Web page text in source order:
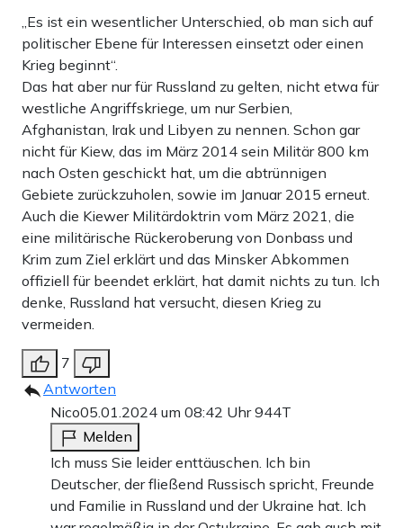
„Es ist ein wesentlicher Unterschied, ob man sich auf
politischer Ebene für Interessen einsetzt oder einen
Krieg beginnt“.
Das hat aber nur für Russland zu gelten, nicht etwa für
westliche Angriffskriege, um nur Serbien,
Afghanistan, Irak und Libyen zu nennen. Schon gar
nicht für Kiew, das im März 2014 sein Militär 800 km
nach Osten geschickt hat, um die abtrünnigen
Gebiete zurückzuholen, sowie im Januar 2015 erneut.
Auch die Kiewer Militärdoktrin vom März 2021, die
eine militärische Rückeroberung von Donbass und
Krim zum Ziel erklärt und das Minsker Abkommen
offiziell für beendet erklärt, hat damit nichts zu tun. Ich
denke, Russland hat versucht, diesen Krieg zu
vermeiden.
7
Antworten
Nico05.01.2024 um 08:42 Uhr944T
Melden
Ich muss Sie leider enttäuschen. Ich bin
Deutscher, der fließend Russisch spricht, Freunde
und Familie in Russland und der Ukraine hat. Ich